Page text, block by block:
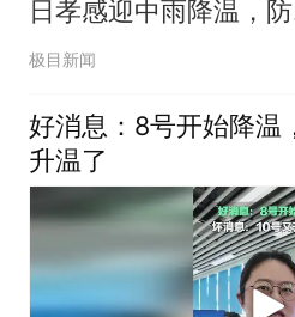
日孝感迎中雨降温，防
防汛需同步加强
极目新闻
好消息：8号开始降温
升温了